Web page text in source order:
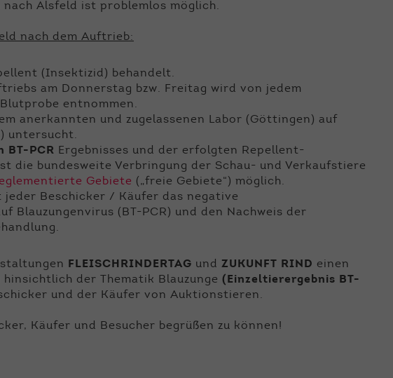
Alsfeld ist problemlos möglich.
nach dem Auftrieb:
(Insektizid) behandelt.
am Donnerstag bzw. Freitag wird von jedem
entnommen.
anerkannten und zugelassenen Labor (Göttingen) auf
untersucht.
BT-PCR Ergebnisses und der erfolgten Repellent-
die bundesweite Verbringung der Schau- und Verkaufstiere
Gebiete („freie Gebiete“) möglich.
jeder Beschicker / Käufer das negative
Blauzungenvirus (BT-PCR) und den Nachweis der
FLEISCHRINDERTAG und ZUKUNFT RIND einen
der Thematik Blauzunge (Einzeltierergebnis BT-
und der Käufer von Auktionstieren.
Käufer und Besucher begrüßen zu können!